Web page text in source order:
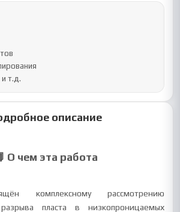
т.д.
описание
О чем эта работа
комплексному рассмотрению
разрыва пласта в низкопроницаемых